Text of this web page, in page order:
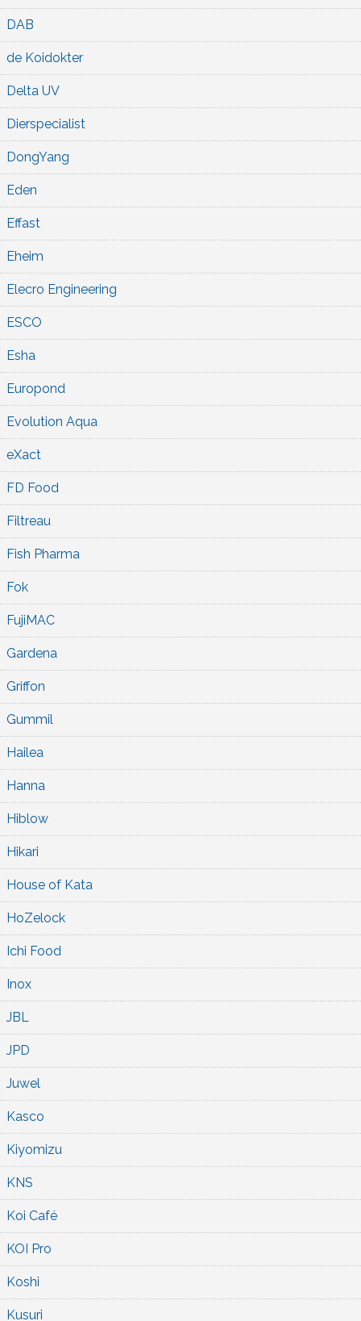
DAB
de Koidokter
Delta UV
Dierspecialist
DongYang
Eden
Effast
Eheim
Elecro Engineering
ESCO
Esha
Europond
Evolution Aqua
eXact
FD Food
Filtreau
Fish Pharma
Fok
FujiMAC
Gardena
Griffon
Gummil
Hailea
Hanna
Hiblow
Hikari
House of Kata
HoZelock
Ichi Food
Inox
JBL
JPD
Juwel
Kasco
Kiyomizu
KNS
Koi Café
KOI Pro
Koshi
Kusuri